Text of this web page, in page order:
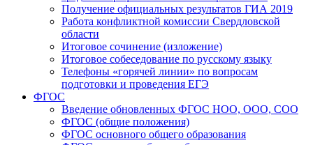
Получение официальных результатов ГИА 2019
Работа конфликтной комиссии Свердловской
области
Итоговое сочинение (изложение)
Итоговое собеседование по русскому языку
Телефоны «горячей линии» по вопросам
подготовки и проведения ЕГЭ
ФГОС
Введение обновленных ФГОС НОО, ООО, СОО
ФГОС (общие положения)
ФГОС основного общего образования